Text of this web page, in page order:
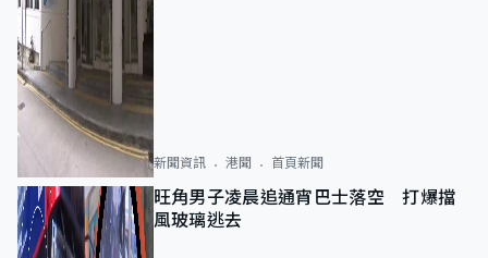
新聞資訊 港聞 首頁新聞
旺角男子凌晨追通宵巴士落空 打爆擋
風玻璃逃去